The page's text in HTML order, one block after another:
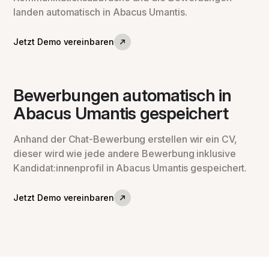
landen automatisch in Abacus Umantis.
Jetzt Demo vereinbaren
Bewerbungen automatisch in
Abacus Umantis gespeichert
Anhand der Chat-Bewerbung erstellen wir ein CV,
dieser wird wie jede andere Bewerbung inklusive
Kandidat:innenprofil in Abacus Umantis gespeichert.
Jetzt Demo vereinbaren